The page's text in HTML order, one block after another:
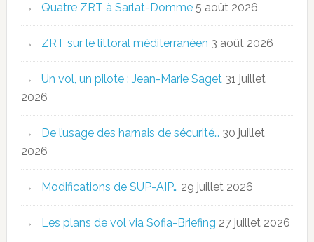
Quatre ZRT à Sarlat-Domme 5 août 2026
ZRT sur le littoral méditerranéen 3 août 2026
Un vol, un pilote : Jean-Marie Saget 31 juillet
2026
De l’usage des harnais de sécurité… 30 juillet
2026
Modifications de SUP-AIP… 29 juillet 2026
Les plans de vol via Sofia-Briefing 27 juillet 2026